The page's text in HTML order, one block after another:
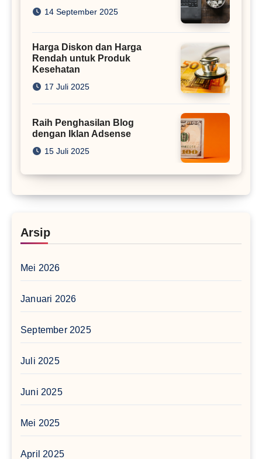
14 September 2025
Harga Diskon dan Harga
Rendah untuk Produk
Kesehatan
17 Juli 2025
Raih Penghasilan Blog
dengan Iklan Adsense
15 Juli 2025
Arsip
Mei 2026
Januari 2026
September 2025
Juli 2025
Juni 2025
Mei 2025
April 2025